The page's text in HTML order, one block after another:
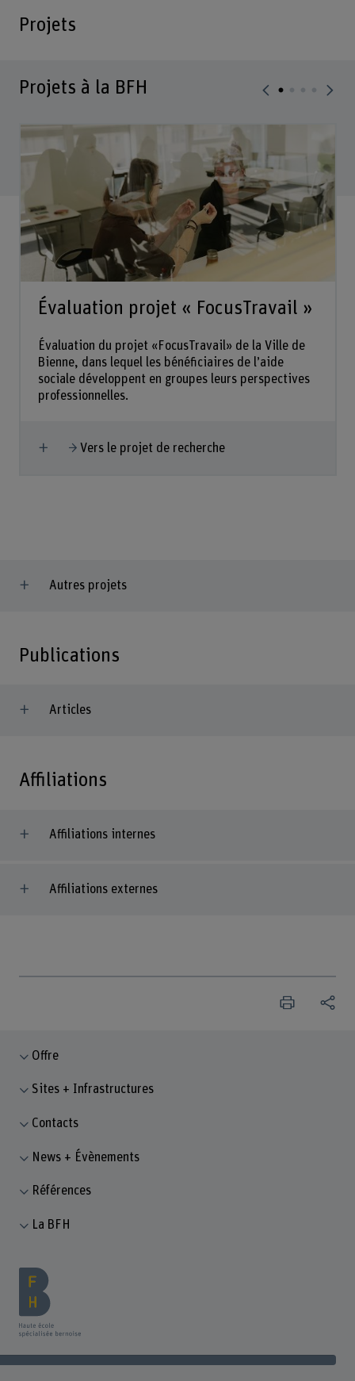
Projets
Projets à la BFH
Évaluation projet « FocusTravail »
Évaluation du projet «FocusTravail» de la Ville de
Bienne, dans lequel les bénéficiaires de l’aide
sociale développent en groupes leurs perspectives
professionnelles.
Afficher plus
Vers le projet de recherche
Autres projets
Publications
Articles
Affiliations
Affiliations internes
Affiliations externes
Offre
Sites + Infrastructures
Contacts
News + Évènements
Références
La BFH